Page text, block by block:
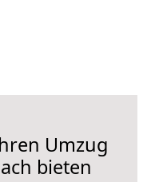
Umzug
bieten